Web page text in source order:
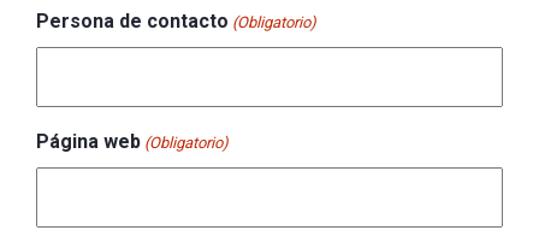
Persona de contacto (Obligatorio)
Página web (Obligatorio)